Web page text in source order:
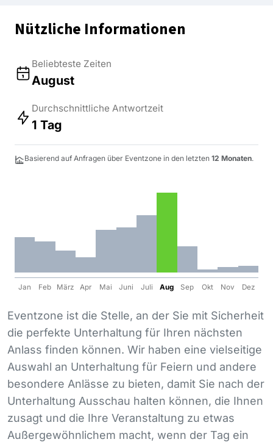
Nützliche Informationen
Beliebteste Zeiten
August
Durchschnittliche Antwortzeit
1 Tag
Basierend auf Anfragen über Eventzone in den letzten 12 Monaten.
Jan Feb März Apr Mai Juni Juli Aug Sep Okt Nov Dez
Eventzone ist die Stelle, an der Sie mit Sicherheit
die perfekte Unterhaltung für Ihren nächsten
Anlass finden können. Wir haben eine vielseitige
Auswahl an Unterhaltung für Feiern und andere
besondere Anlässe zu bieten, damit Sie nach der
Unterhaltung Ausschau halten können, die Ihnen
zusagt und die Ihre Veranstaltung zu etwas
Außergewöhnlichem macht, wenn der Tag ein